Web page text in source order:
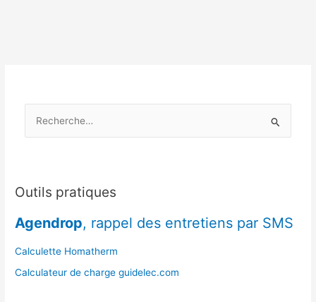
e
c
h
Outils pratiques
Agendrop, rappel des entretiens par SMS
Calculette Homatherm
Calculateur de charge guidelec.com